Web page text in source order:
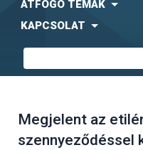
ÁTFOGÓ TÉMÁK
KAPCSOLAT
Megjelent az
szennyeződéssel